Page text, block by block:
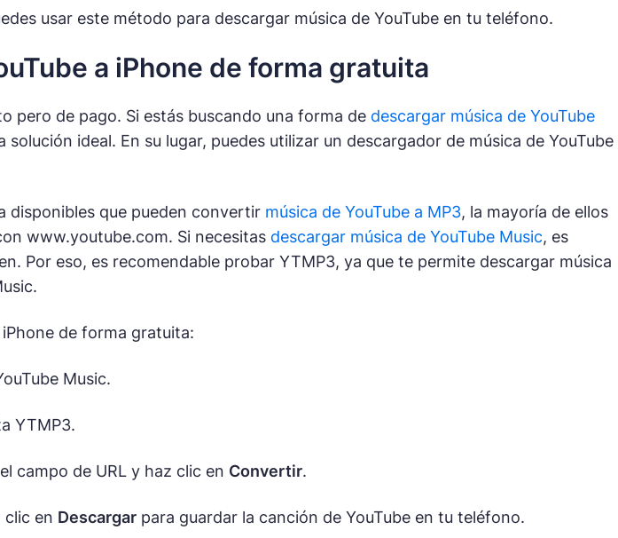
usar este método para descargar música de YouTube en tu teléfono.
a iPhone de forma gratuita
pero de pago. Si estás buscando una forma de descargar música de YouTube
ideal. En su lugar, puedes utilizar un descargador de música de YouTube
disponibles que pueden convertir música de YouTube a MP3, la mayoría de ellos
www.youtube.com. Si necesitas descargar música de YouTube Music, es
Por eso, es recomendable probar YTMP3, ya que te permite descargar música
de forma gratuita:
Music.
YTMP3.
campo de URL y haz clic en Convertir.
clic en Descargarpara guardar la canción de YouTube en tu teléfono.